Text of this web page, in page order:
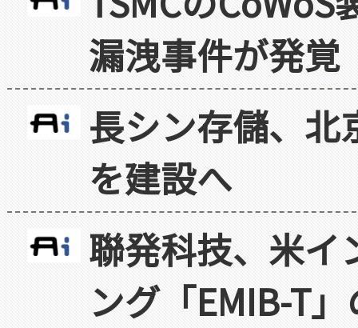
漏洩事件が発覚
長シン存儲、北
を建設へ
聯発科技、米イ
ング「EMIB-T